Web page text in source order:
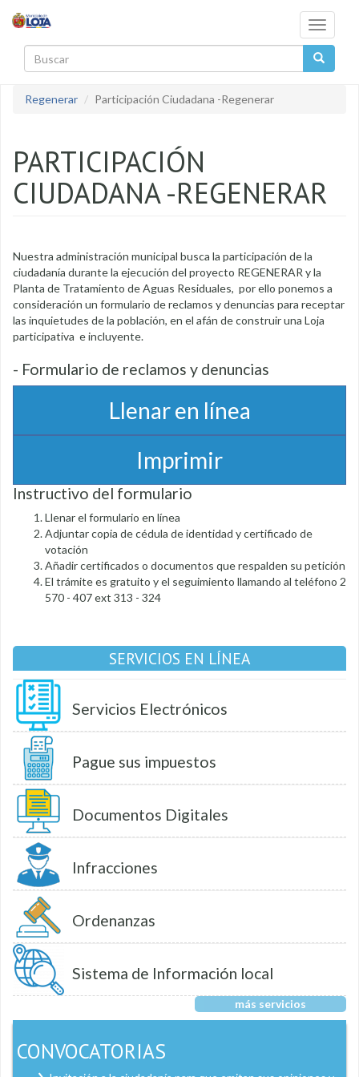
Toggle
Regenerar
Participación Ciudadana -Regenerar
PARTICIPACIÓN
CIUDADANA -REGENERAR
Nuestra administración municipal busca la participación de la
ciudadanía durante la ejecución del proyecto REGENERAR y la
Planta de Tratamiento de Aguas Residuales, por ello ponemos a
consideración un formulario de reclamos y denuncias para receptar
las inquietudes de la población, en el afán de construir una Loja
participativa e incluyente.
- Formulario de reclamos y denuncias
Llenar en línea
Imprimir
Instructivo del formulario
Llenar el formulario en línea
Adjuntar copia de cédula de identidad y certificado de
votación
Añadir certificados o documentos que respalden su petición
El trámite es gratuito y el seguimiento llamando al teléfono 2
570 - 407 ext 313 - 324
SERVICIOS EN LÍNEA
Servicios Electrónicos
Pague sus impuestos
Documentos Digitales
Infracciones
Ordenanzas
Sistema de Información local
más servicios
CONVOCATORIAS